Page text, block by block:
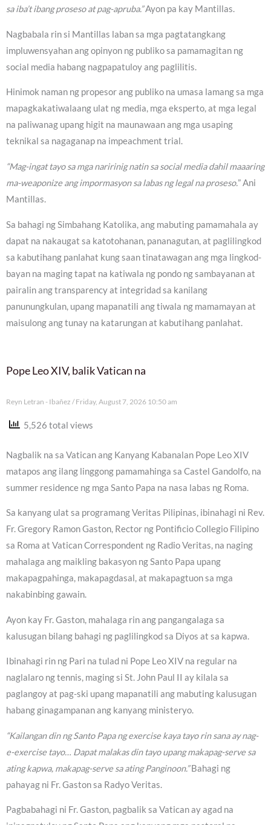
sa iba’t ibang proseso at pag-apruba.”Ayon pa kay Mantillas.
Nagbabala rin si Mantillas laban sa mga pagtatangkang
impluwensyahan ang opinyon ng publiko sa pamamagitan ng
social media habang nagpapatuloy ang paglilitis.
Hinimok naman ng propesor ang publiko na umasa lamang sa mga
mapagkakatiwalaang ulat ng media, mga eksperto, at mga legal
na paliwanag upang higit na maunawaan ang mga usaping
teknikal sa nagaganap na impeachment trial.
“Mag-ingat tayo sa mga naririnig natin sa social media dahil maaaring
ma-weaponize ang impormasyon sa labas ng legal na proseso.” Ani
Mantillas.
Sa bahagi ng Simbahang Katolika, ang mabuting pamamahala ay
dapat na nakaugat sa katotohanan, pananagutan, at paglilingkod
sa kabutihang panlahat kung saan tinatawagan ang mga lingkod-
bayan na maging tapat na katiwala ng pondo ng sambayanan at
pairalin ang transparency at integridad sa kanilang
panunungkulan, upang mapanatili ang tiwala ng mamamayan at
maisulong ang tunay na katarungan at kabutihang panlahat.
Pope Leo XIV, balik Vatican na
Reyn Letran - Ibañez Friday, August 7, 2026 10:50 am
5,526 total views
Nagbalik na sa Vatican ang Kanyang Kabanalan Pope Leo XIV
matapos ang ilang linggong pamamahinga sa Castel Gandolfo, na
summer residence ng mga Santo Papa na nasa labas ng Roma.
Sa kanyang ulat sa programang Veritas Pilipinas, ibinahagi ni Rev.
Fr. Gregory Ramon Gaston, Rector ng Pontificio Collegio Filipino
sa Roma at Vatican Correspondent ng Radio Veritas, na naging
mahalaga ang maikling bakasyon ng Santo Papa upang
makapagpahinga, makapagdasal, at makapagtuon sa mga
nakabinbing gawain.
Ayon kay Fr. Gaston, mahalaga rin ang pangangalaga sa
kalusugan bilang bahagi ng paglilingkod sa Diyos at sa kapwa.
Ibinahagi rin ng Pari na tulad ni Pope Leo XIV na regular na
naglalaro ng tennis, maging si St. John Paul II ay kilala sa
paglangoy at pag-ski upang mapanatili ang mabuting kalusugan
habang ginagampanan ang kanyang ministeryo.
“Kailangan din ng Santo Papa ng exercise kaya tayo rin sana ay nag-
e-exercise tayo… Dapat malakas din tayo upang makapag-serve sa
ating kapwa, makapag-serve sa ating Panginoon.”Bahagi ng
pahayag ni Fr. Gaston sa Radyo Veritas.
Pagbabahagi ni Fr. Gaston, pagbalik sa Vatican ay agad na